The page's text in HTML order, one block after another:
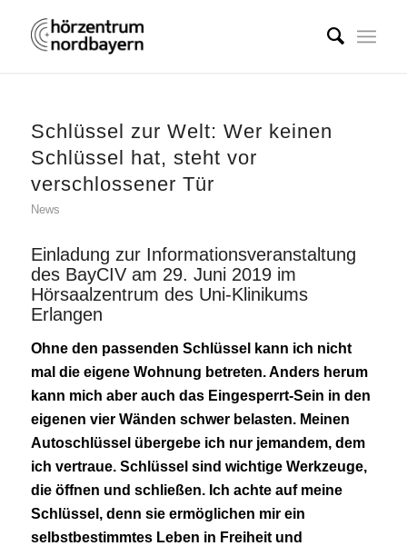
Schlüssel zur Welt: Wer keinen
Schlüssel hat, steht vor
verschlossener Tür
News
Einladung zur Informationsveranstaltung
des BayCIV am 29. Juni 2019 im
Hörsaalzentrum des Uni-Klinikums
Erlangen
Ohne den passenden Schlüssel kann ich nicht
mal die eigene Wohnung betreten. Anders herum
kann mich aber auch das Eingesperrt-Sein in den
eigenen vier Wänden schwer belasten. Meinen
Autoschlüssel übergebe ich nur jemandem, dem
ich vertraue. Schlüssel sind wichtige Werkzeuge,
die öffnen und schließen. Ich achte auf meine
Schlüssel, denn sie ermöglichen mir ein
selbstbestimmtes Leben in Freiheit und